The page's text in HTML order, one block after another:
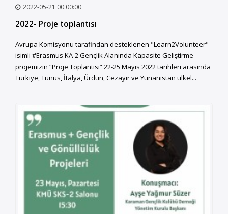
2022-05-21 00:00:00
2022- Proje toplantısı
Avrupa Komisyonu tarafindan desteklenen "Learn2Volunteer"
isimli #Erasmus KA-2 Gençlik Alanında Kapasite Geliştirme
projemizin “Proje Toplantısı” 22-25 Mayıs 2022 tarihleri arasında
Türkiye, Tunus, İtalya, Ürdün, Cezayir ve Yunanistan ülkel...